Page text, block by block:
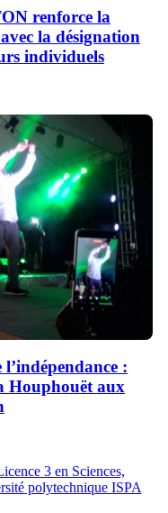
renforce la
la désignation
individuels
:
Houphouët aux